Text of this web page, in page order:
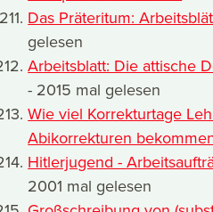
Das Präteritum:
gelesen
Arbeitsblatt: Die attische
- 2015 mal gelesen
Wie viel Korrekturtage
Abikorrekturen
Hitlerjugend -
2001 mal gelesen